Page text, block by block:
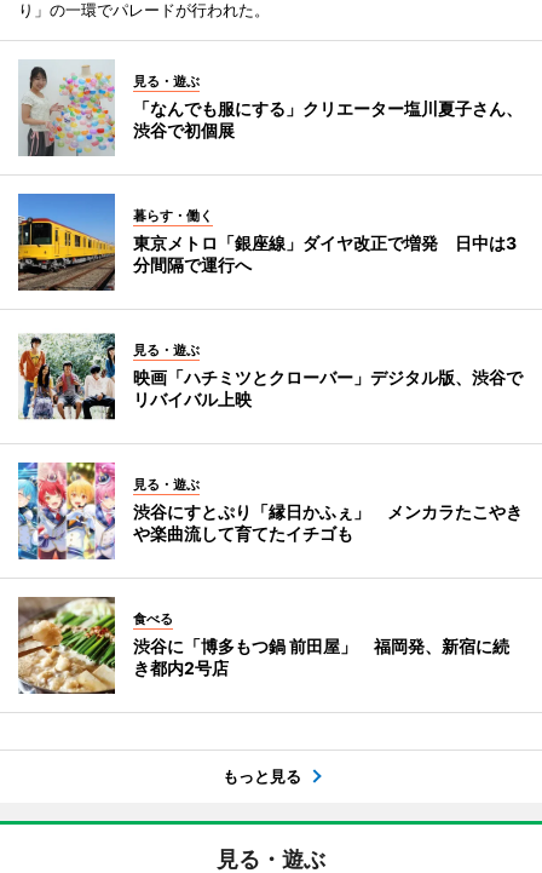
り」の一環でパレードが行われた。
見る・遊ぶ
「なんでも服にする」クリエーター塩川夏子さん、
渋谷で初個展
暮らす・働く
東京メトロ「銀座線」ダイヤ改正で増発 日中は3
分間隔で運行へ
見る・遊ぶ
映画「ハチミツとクローバー」デジタル版、渋谷で
リバイバル上映
見る・遊ぶ
渋谷にすとぷり「縁日かふぇ」 メンカラたこやき
や楽曲流して育てたイチゴも
食べる
渋谷に「博多もつ鍋 前田屋」 福岡発、新宿に続
き都内2号店
もっと見る
見る・遊ぶ